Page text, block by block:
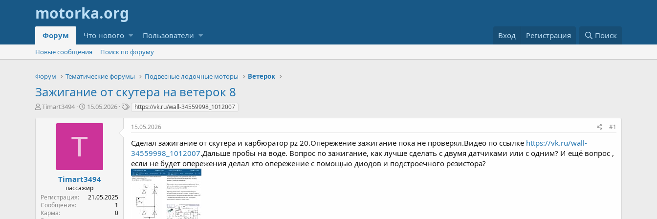
Форум Что нового Пользователи Вход Регистрация Поиск
Новые сообщения Поиск по форуму
Форум Тематические форумы Подвесные лодочные моторы Ветерок
Зажигание от скутера на ветерок 8
А
Timart3494
Д
т
н
л
а
15.05.2026
Т
г
https://vk.ru/wall-34559998_1012007
T
Timart3494
пассажир
Регистрация
21.05.2025
Сообщения
1
Карма
0
15.05.2026 #1
Сделал зажигание от скутера и карбюратор pz 20.Опережение зажигание пока не проверял.Видео по ссылке https://vk.ru/wall-
34559998_1012007.Дальше пробы на воде. Вопрос по зажигание, как лучше сделать с двумя датчиками или с одним? И ещё вопрос ,
если не будет опережения делал кто опережение с помощью диодов и подстроечного резистора?